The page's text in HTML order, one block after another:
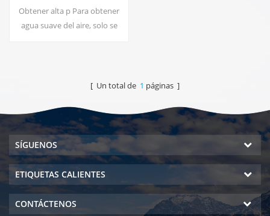
1000.
Obtener alta p Para obtener
agua suave del aire, solo se
atmosférico industrial le
segura!
[ Un total de 1 páginas ]
SÍGUENOS
ETIQUETAS CALIENTES
CONTÁCTENOS